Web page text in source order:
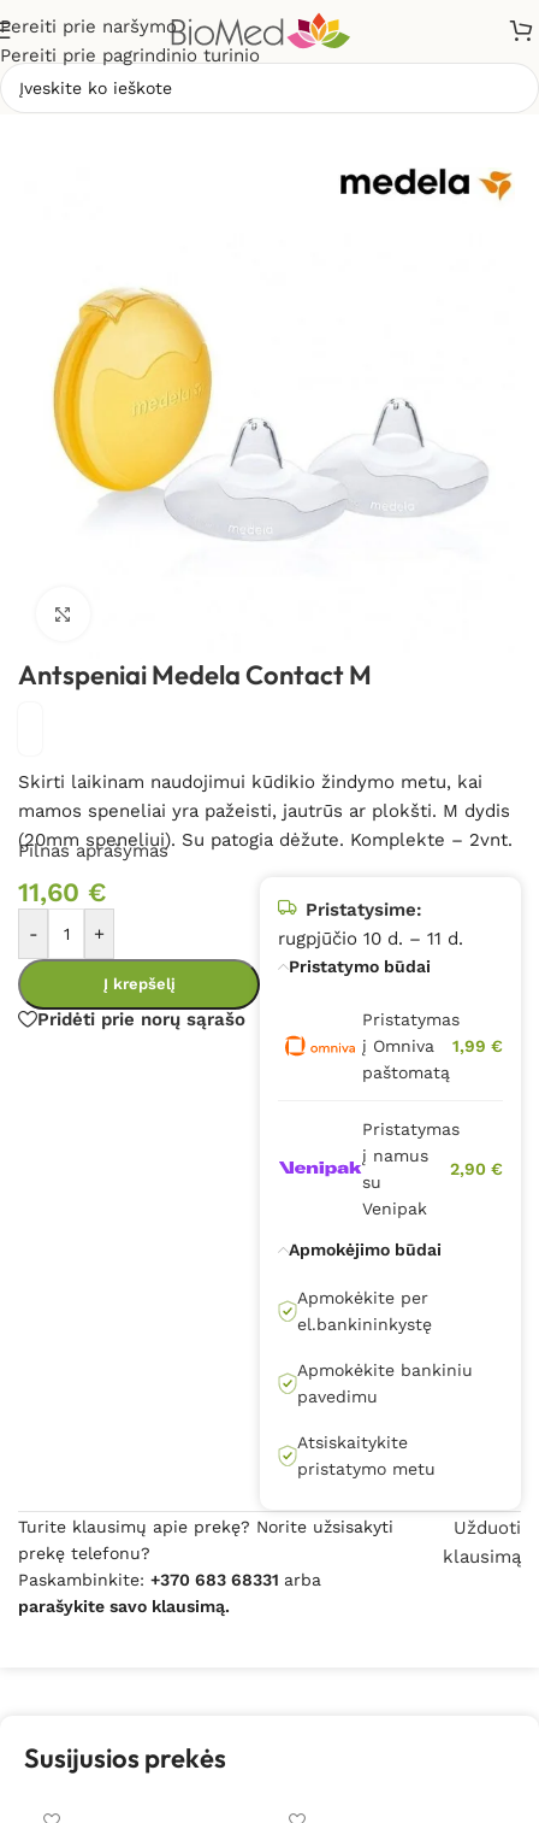
Pereiti prie naršymo
Pereiti prie pagrindinio turinio
Antspeniai Medela Contact M
Skirti laikinam naudojimui kūdikio žindymo metu, kai
mamos speneliai yra pažeisti, jautrūs ar plokšti. M dydis
(20mm speneliui). Su patogia dėžute. Komplekte – 2vnt.
Pilnas aprašymas
11,60 €
- +
Į krepšelį
Pridėti prie norų sąrašo
Pristatysime:
rugpjūčio 10 d. – 11 d.
Pristatymo būdai
Pristatymas
į Omniva
paštomatą
1,99 €
Pristatymas
į namus
su
Venipak
2,90 €
Apmokėjimo būdai
Apmokėkite per
el.bankininkystę
Apmokėkite bankiniu
pavedimu
Atsiskaitykite
pristatymo metu
Turite klausimų apie prekę? Norite užsisakyti
prekę telefonu?
Paskambinkite: +370 683 68331 arba
parašykite savo klausimą.
Užduoti
klausimą
Susijusios prekės